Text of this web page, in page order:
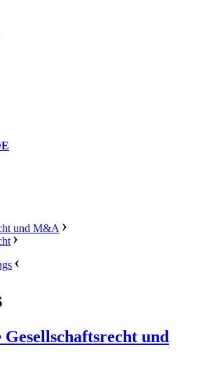
und M&A
Gesellschaftsrecht und